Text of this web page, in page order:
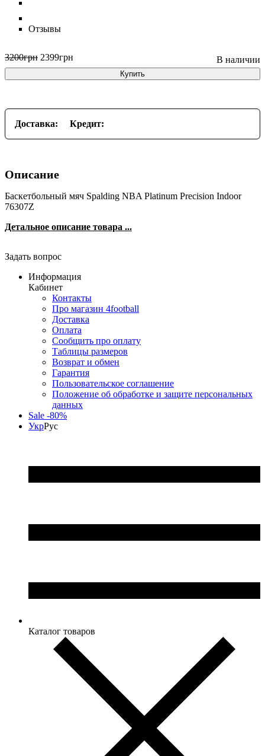
Отзывы
3200грн 2399грн
Купить
Доставка: Кредит:
Описание
Баскетбольный мяч Spalding NBA Platinum Precision Indoor
76307Z
Детальное описание товара ...
Задать вопрос
Информация
Кабинет
Контакты
Про магазин 4football
Доставка
Оплата
Сообщить про оплату
Таблицы размеров
Возврат и обмен
Гарантия
Пользовательское соглашение
Положение об обработке и защите персональных
данных
Sale -80%
УкрРус
Каталог товаров